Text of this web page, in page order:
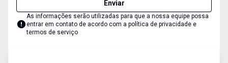
Enviar
As informações serão utilizadas para que a nossa equipe possa
entrar em contato de acordo com a política de privacidade e
termos de serviço